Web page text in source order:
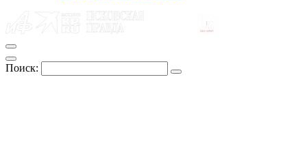
Поиск: